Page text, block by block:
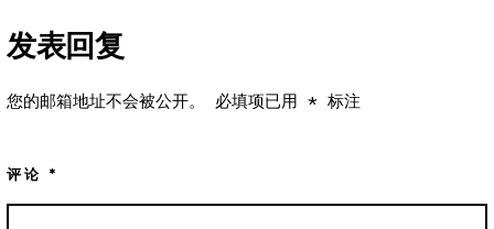
发表回复
您的邮箱地址不会被公开。 必填项已用* 标注
评论*